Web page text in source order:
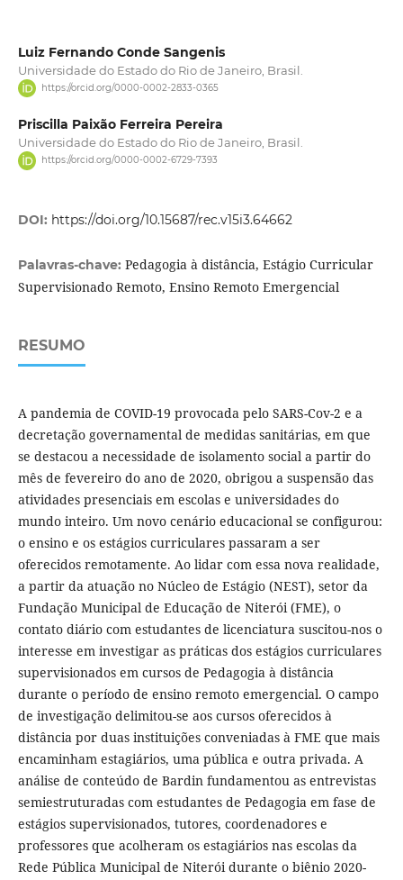
Luiz Fernando Conde Sangenis
Universidade do Estado do Rio de Janeiro, Brasil.
https://orcid.org/0000-0002-2833-0365
Priscilla Paixão Ferreira Pereira
Universidade do Estado do Rio de Janeiro, Brasil.
https://orcid.org/0000-0002-6729-7393
DOI: https://doi.org/10.15687/rec.v15i3.64662
Palavras-chave: Pedagogia à distância, Estágio Curricular
Supervisionado Remoto, Ensino Remoto Emergencial
RESUMO
A pandemia de COVID-19 provocada pelo SARS-Cov-2 e a
decretação governamental de medidas sanitárias, em que
se destacou a necessidade de isolamento social a partir do
mês de fevereiro do ano de 2020, obrigou a suspensão das
atividades presenciais em escolas e universidades do
mundo inteiro. Um novo cenário educacional se configurou:
o ensino e os estágios curriculares passaram a ser
oferecidos remotamente. Ao lidar com essa nova realidade,
a partir da atuação no Núcleo de Estágio (NEST), setor da
Fundação Municipal de Educação de Niterói (FME), o
contato diário com estudantes de licenciatura suscitou-nos o
interesse em investigar as práticas dos estágios curriculares
supervisionados em cursos de Pedagogia à distância
durante o período de ensino remoto emergencial. O campo
de investigação delimitou-se aos cursos oferecidos à
distância por duas instituições conveniadas à FME que mais
encaminham estagiários, uma pública e outra privada. A
análise de conteúdo de Bardin fundamentou as entrevistas
semiestruturadas com estudantes de Pedagogia em fase de
estágios supervisionados, tutores, coordenadores e
professores que acolheram os estagiários nas escolas da
Rede Pública Municipal de Niterói durante o biênio 2020-